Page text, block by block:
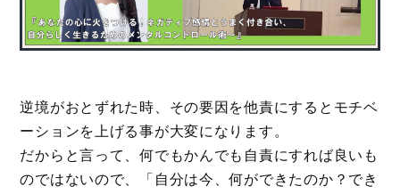
逆境がおとずれた時、その要因を他責にするとモチベ
ーションを上げる事が大変になります。
だからと言って、何でもかんでも自責にすれば良いも
のではないので、「自分は今、何ができたのか？でき